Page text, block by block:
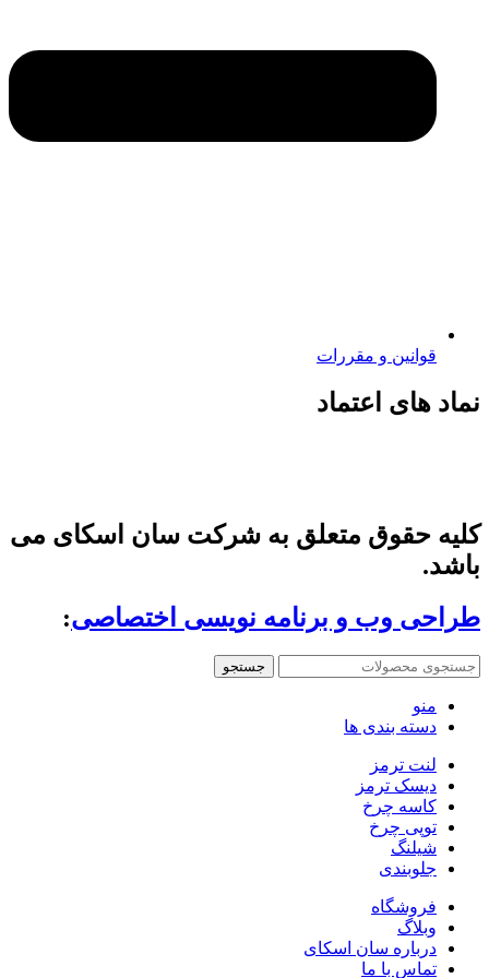
قوانین و مقررات
نماد های اعتماد
کلیه حقوق متعلق به شرکت سان اسکای می
باشد.
طراحی وب و برنامه نویسی اختصاصی:
جستجو
منو
دسته بندی ها
لنت ترمز
دیسک ترمز
کاسه چرخ
توپی چرخ
شیلنگ
جلوبندی
فروشگاه
وبلاگ
درباره سان اسکای
تماس با ما